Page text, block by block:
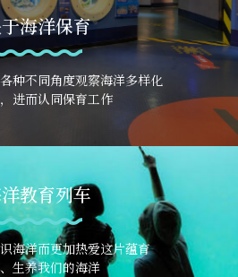
海洋保育
种不同角度观察海洋多样化
进而认同保育工作
教育列车
海洋而更加热爱这片蕴育
生养我们的海洋